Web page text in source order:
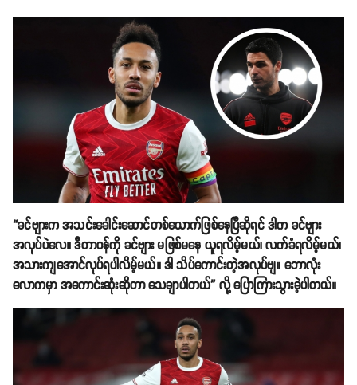
“ခင်ဗျားက အသင်းခေါင်းဆောင်တစ်ယောက်ဖြစ်နေပြီဆိုရင် ဒါက ခင်ဗျား
အလုပ်ပဲလေ။ ဒီတာဝန်ကို ခင်ဗျား မဖြစ်မနေ ယူရလိမ့်မယ်၊ လက်ခံရလိမ့်မယ်၊
အသားကျအောင်လုပ်ရပါလိမ့်မယ်။ ဒါ သိပ်ကောင်းတဲ့အလုပ်ဗျ။ ဘောလုံး
လောကမှာ အကောင်းဆုံးဆိုတာ သေချာပါတယ်” လို့ ပြောကြားသွားခဲ့ပါတယ်။